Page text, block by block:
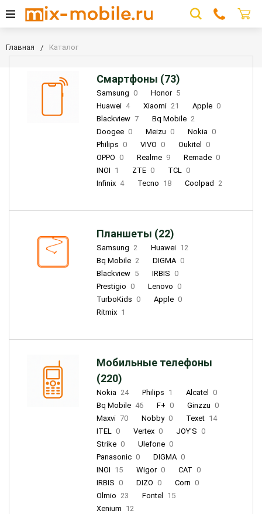
Главная Каталог
Смартфоны (73)
Samsung 0 Honor 5
Huawei 4 Xiaomi 21 Apple 0
Blackview 7 Bq Mobile 2
Doogee 0 Meizu 0 Nokia 0
Philips 0 VIVO 0 Oukitel
0
OPPO 0 Realme 9 Remade 0
INOI 1 ZTE 0 TCL 0
Infinix 4 Tecno 18 Coolpad 2
Планшеты (22)
Samsung 2 Huawei 12
Bq Mobile 2 DIGMA 0
Blackview 5 IRBIS 0
Prestigio 0 Lenovo 0
TurboKids 0 Apple 0
Ritmix 1
Мобильные телефоны
(220)
Nokia 24 Philips 1 Alcatel
0
Bq Mobile 46 F+ 0 Ginzzu 0
Maxvi 70 Nobby 0 Texet 14
ITEL 0 Vertex 0 JOY'S 0
Strike 0 Ulefone 0
Panasonic 0 DIGMA 0
INOI 15 Wigor 0 CAT 0
IRBIS 0 DIZO 0 Corn 0
Olmio 23 Fontel
15
Xenium 12